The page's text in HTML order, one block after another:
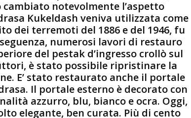
notevolmente l’aspetto
Kukeldash veniva utilizzata come
dei terremoti del 1886 e del 1946, fu
numerosi lavori di restauro
del pestak d’ingresso crollò sul
è stato possibile ripristinare la
E’ stato restaurato anche il portale
Il portale esterno è decorato con
azzurro, blu, bianco e ocra. Oggi,
elegante, ben curata. Più di cento